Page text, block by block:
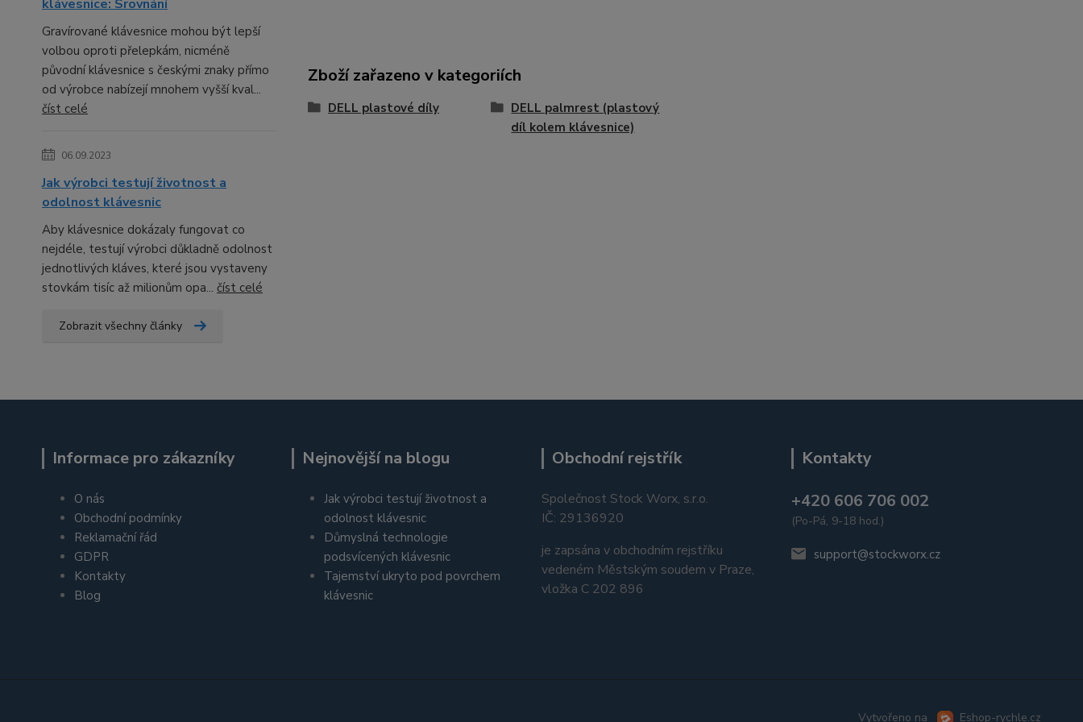
klávesnice: Srovnání
Gravírované klávesnice mohou být lepší
volbou oproti přelepkám, nicméně
původní klávesnice s českými znaky přímo
od výrobce nabízejí mnohem vyšší kval...
číst celé
06.09.2023
Jak výrobci testují životnost a
odolnost klávesnic
Aby klávesnice dokázaly fungovat co
nejdéle, testují výrobci důkladně odolnost
jednotlivých kláves, které jsou vystaveny
stovkám tisíc až milionům opa... číst celé
Zobrazit všechny články
Zboží zařazeno v kategoriích
DELL plastové díly
DELL palmrest (plastový
díl kolem klávesnice)
Informace pro zákazníky
O nás
Obchodní podmínky
Reklamační řád
GDPR
Kontakty
Blog
Nejnovější na blogu
Jak výrobci testují životnost a
odolnost klávesnic
Důmyslná technologie
podsvícených klávesnic
Tajemství ukryto pod povrchem
klávesnic
Obchodní rejstřík
Společnost Stock Worx, s.r.o.
IČ: 29136920
je zapsána v obchodním rejstříku
vedeném Městským soudem v Praze,
vložka C 202 896
Kontakty
+420 606 706 002
(Po-Pá, 9-18 hod.)
support@stockworx.cz
Vytvořeno na Eshop-rychle.cz